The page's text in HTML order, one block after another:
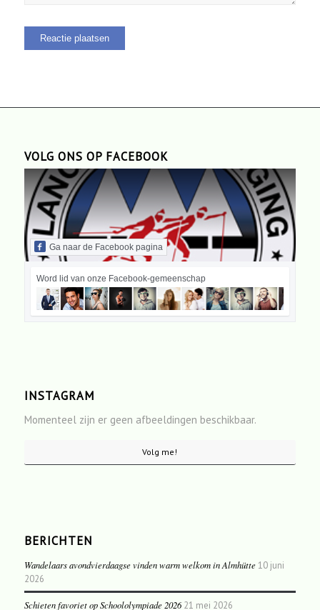
VOLG ONS OP FACEBOOK
Ga naar de Facebook pagina
Word lid van onze Facebook-gemeenschap
INSTAGRAM
Momenteel zijn er geen afbeeldingen beschikbaar.
Volg me!
BERICHTEN
Wandelaars avondvierdaagse vinden warm welkom in Almhütte 10 juni
2026
Schieten favoriet op Schoololympiade 2026 21 mei 2026